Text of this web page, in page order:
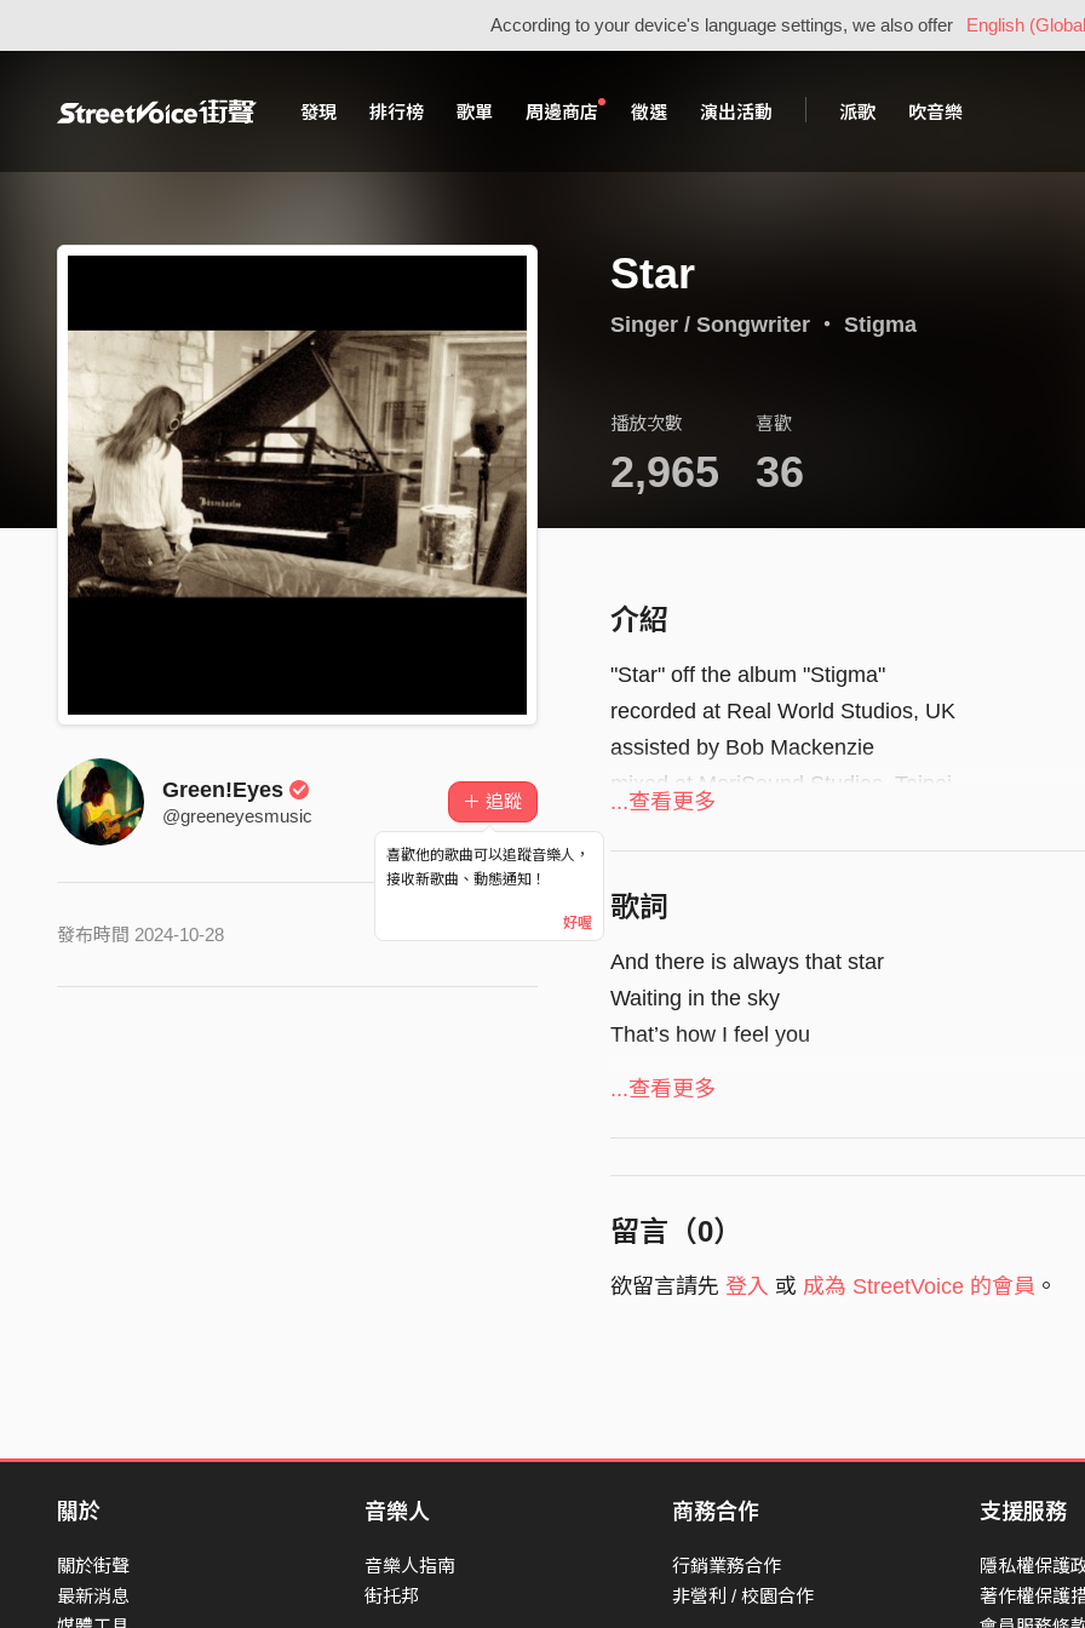
According to your device's language settings, we also offer English
發現 排行榜 歌單 周邊商店 徵選 演出活動 派歌 吹音樂
Star
Singer / Songwriter・ Stigma
播放次數
2,965
喜歡
36
Green!Eyes
@greeneyesmusic
＋ 追蹤
喜歡他的歌曲可以追蹤音樂人，
接收新歌曲、動態通知！
好喔
發布時間 2024-10-28
介紹
"Star" off the album "Stigma"
recorded at Real World Studios, UK
assisted by Bob Mackenzie
mixed at MoriSound Studios, Taipei
...查看更多
歌詞
And there is always that star
Waiting in the sky
That’s how I feel you
You were always that one
The world has finally caved in
The orbit is missing
You ain’t got no time to move on
And you are always that star
Burning yourself out
Maybe I’ll become the one
...查看更多
留言（0）
欲留言請先 登入 或 成為 StreetVoice 的會員 。
關於
關於街聲
最新消息
音樂人
音樂人指南
街托邦
商務合作
行銷業務合作
非營利 / 校園合作
支援服務
隱私權保護
著作權保護